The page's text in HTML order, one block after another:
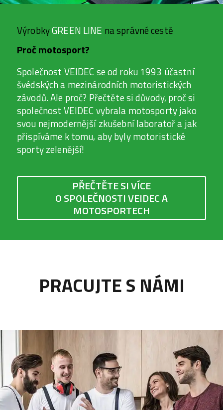
VýrobkyGREEN LINE na správné cestě
Proč motosport?
Společnost VEIDEC se od roku 1993 účastní
švédských a mezinárodních motoristických
závodů. Ale proč? Přečtěte si důvody, proč si
společnost VEIDEC vybrala motosporty jako
svou nejmodernější zkušební laboratoř a jak
přispíváme k tomu, aby byly motoristické
sporty zelenější!
PŘEČTĚTE SI VÍCE
O SPOLEČNOSTI VEIDEC A
MOTOSPORTECH
PRACUJTE S NÁMI